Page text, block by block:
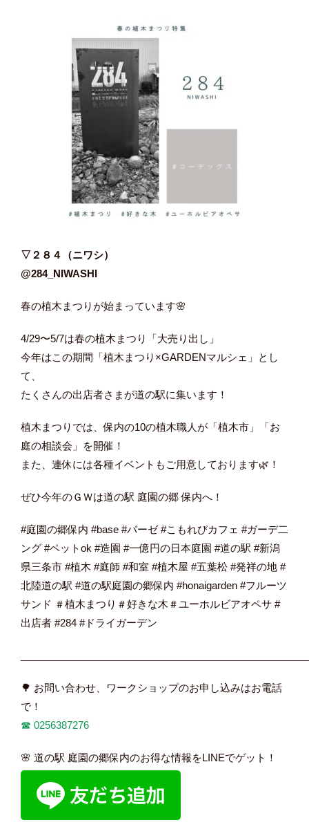
▽２８４（ニワシ）
@284_NIWASHI
春の植木まつりが始まっています🌸
4/29〜5/7は春の植木まつり「大売り出し」
今年はこの期間「植木まつり×GARDENマルシェ」とし
て、
たくさんの出店者さまが道の駅に集います！
植木まつりでは、保内の10の植木職人が「植木市」「お
庭の相談会」を開催！
また、連休には各種イベントもご用意しております🌿！
ぜひ今年のＧＷは道の駅 庭園の郷 保内へ！
#庭園の郷保内 #base #バーゼ #こもれびカフェ #ガーデ二
ング #ペットok #造園 #一億円の日本庭園 #道の駅 #新潟
県三条市 #植木 #庭師 #和室 #植木屋 #五葉松 #発祥の地 #
北陸道の駅 #道の駅庭園の郷保内 #honaigarden #フルーツ
サンド ＃植木まつり＃好きな木＃ユーホルビアオペサ #
出店者 #284 #ドライガーデン
🌳 お問い合わせ、ワークショップのお申し込みはお電話
で！
☎︎ 0256387276
🌸 道の駅 庭園の郷保内のお得な情報をLINEでゲット！